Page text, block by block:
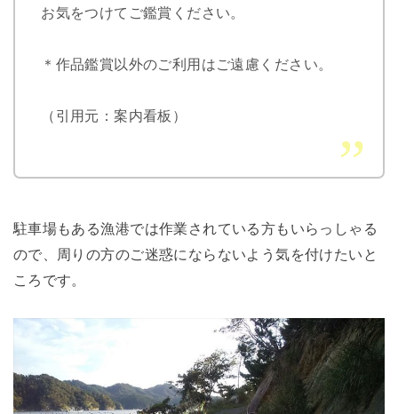
お気をつけてご鑑賞ください。
＊作品鑑賞以外のご利用はご遠慮ください。
（引用元：案内看板）
駐車場もある漁港では作業されている方もいらっしゃる
ので、周りの方のご迷惑にならないよう気を付けたいと
ころです。